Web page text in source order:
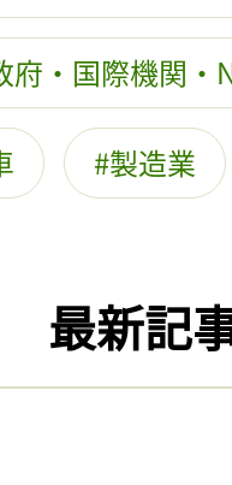
府・国際機関・
製造業
最新記